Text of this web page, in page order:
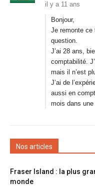
il y a 11 ans
Bonjour,
Je remonte ce
question.
J’ai 28 ans,
comptabilité.
mais il n’est
J’ai de
aussi en
mois dans
Nos articles
Fraser Island : la plus
monde